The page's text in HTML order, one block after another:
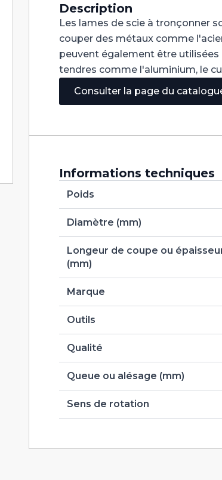
Z128
Description
Les lames de scie à tronçonner
couper des métaux comme
peuvent également être
tendres comme l'aluminium, le
Consulter la page du
Informations techniques
Poids
Diamètre (mm)
Longeur de coupe ou
(mm)
Marque
Outils
Qualité
Queue ou alésage (mm)
Sens de rotation